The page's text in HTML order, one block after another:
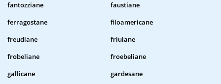
fantozziane
faustiane
ferragostane
filoamericane
freudiane
friulane
frobeliane
froebeliane
gallicane
gardesane